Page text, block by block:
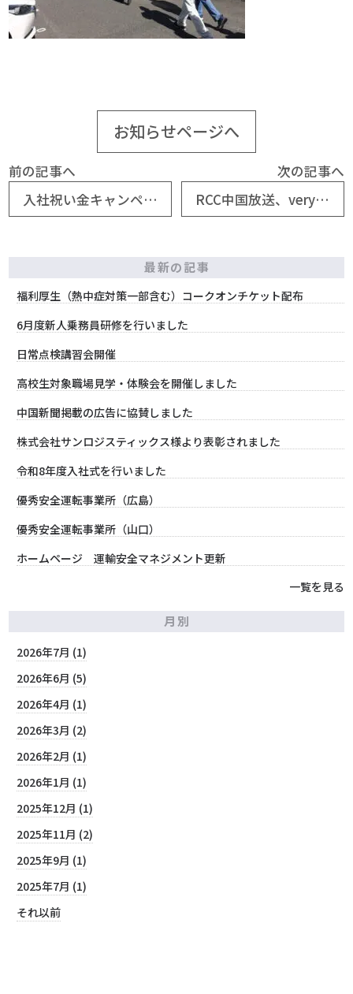
お知らせページへ
前の記事へ
入社祝い金キャンペーン
次の記事へ
RCC中国放送、veryカープ！CM撮影
最新の記事
福利厚生（熱中症対策一部含む）コークオンチケット配布
6月度新人乗務員研修を行いました
日常点検講習会開催
高校生対象職場見学・体験会を開催しました
中国新聞掲載の広告に協賛しました
株式会社サンロジスティックス様より表彰されました
令和8年度入社式を行いました
優秀安全運転事業所（広島）
優秀安全運転事業所（山口）
ホームページ 運輸安全マネジメント更新
一覧を見る
月別
2026年7月 (1)
2026年6月 (5)
2026年4月 (1)
2026年3月 (2)
2026年2月 (1)
2026年1月 (1)
2025年12月 (1)
2025年11月 (2)
2025年9月 (1)
2025年7月 (1)
それ以前